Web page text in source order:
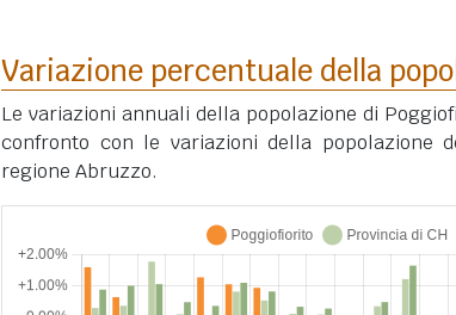
Variazione percentuale della
Le variazioni annuali della popolazione di
confronto con le variazioni della popolazione
regione Abruzzo.